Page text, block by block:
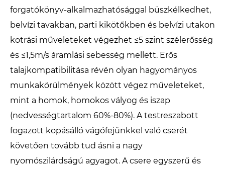
forgatókönyv-alkalmazhatósággal büszkélkedhet,
belvízi tavakban, parti kikötőkben és belvízi utakon
kotrási műveleteket végezhet ≤5 szint szélerősség
és ≤1,5m/s áramlási sebesség mellett. Erős
talajkompatibilitása révén olyan hagyományos
munkakörülmények között végez műveleteket,
mint a homok, homokos vályog és iszap
(nedvességtartalom 60%-80%). A testreszabott
fogazott kopásálló vágófejünkkel való cserét
követően tovább tud ásni a nagy
nyomószilárdságú agyagot. A csere egyszerű és